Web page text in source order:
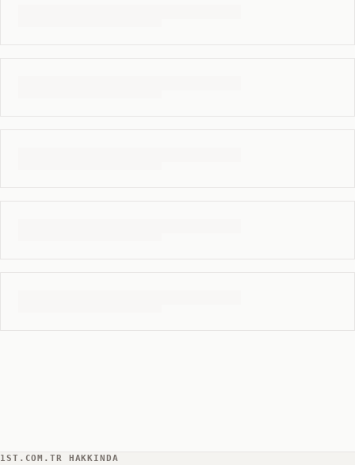
1ST.COM.TR HAKKINDA